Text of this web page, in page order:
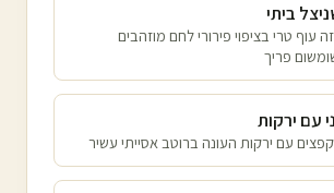
ביתי
עוף טרי בציפוי פירורי לחם מוזהבים
פריך
עם ירקות
עם ירקות העונה ברוטב אסייתי עשיר